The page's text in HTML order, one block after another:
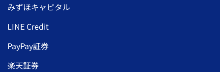
みずほキャピタル
LINE Credit
PayPay証券
楽天証券